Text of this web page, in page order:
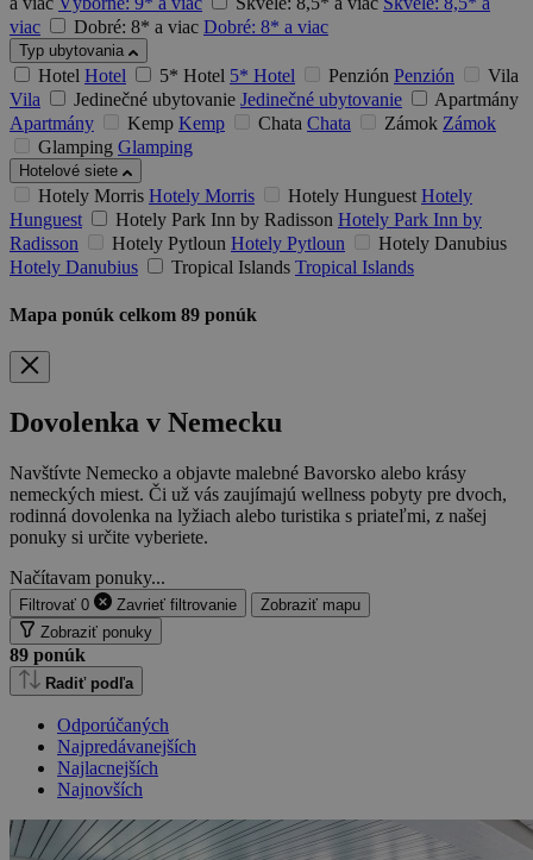
viac
Dobré: 8* a viac Dobré: 8* a viac
Typ ubytovania
Hotel Hotel 5* Hotel 5* Hotel Penzión Penzión
Vila
Vila
Jedinečné ubytovanie Jedinečné ubytovanie
Apartmány
Apartmány
Kemp Kemp Chata Chata Zámok Zámok
Glamping Glamping
Hotelové siete
Hotely Morris Hotely Morris Hotely Hunguest Hotely
Hunguest
Hotely Park Inn by Radisson Hotely Park Inn by
Radisson
Hotely Pytloun Hotely Pytloun
Hotely Danubius
Hotely Danubius
Tropical Islands Tropical Islands
Mapa ponúk celkom 89 ponúk
Dovolenka v Nemecku
Navštívte Nemecko a objavte malebné Bavorsko alebo krásy
nemeckých miest. Či už vás zaujímajú wellness pobyty pre dvoch,
rodinná dovolenka na lyžiach alebo turistika s priateľmi, z našej
ponuky si určite vyberiete.
Načítavam ponuky...
Filtrovať 0 Zavrieť filtrovanie
Zobraziť mapu
Zobraziť ponuky
89 ponúk
Radiť podľa
Odporúčaných
Najpredávanejších
Najlacnejších
Najnovších